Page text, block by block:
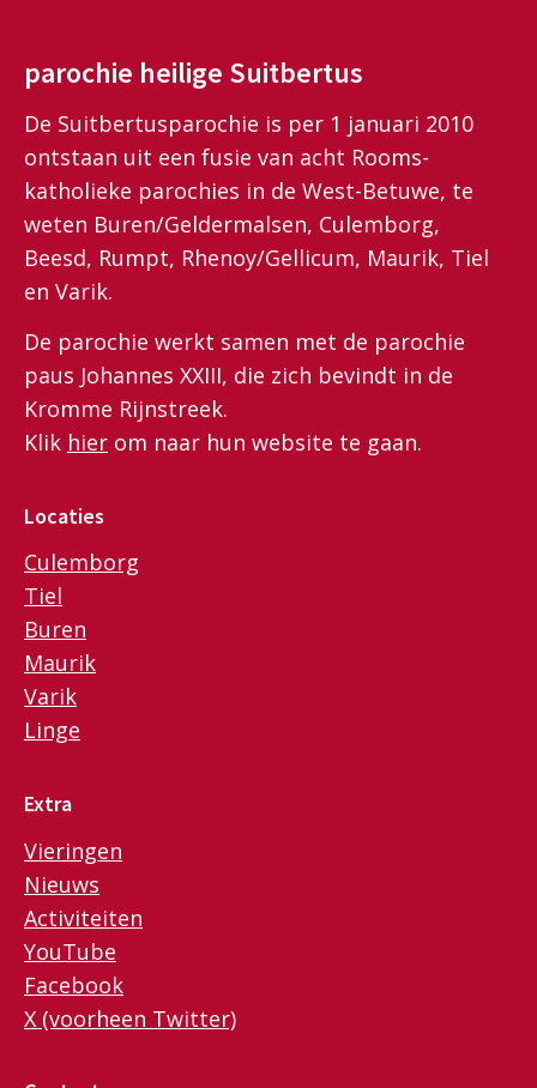
parochie heilige Suitbertus
De Suitbertusparochie is per 1 januari 2010
ontstaan uit een fusie van acht Rooms-
katholieke parochies in de West-Betuwe, te
weten Buren/Geldermalsen, Culemborg,
Beesd, Rumpt, Rhenoy/Gellicum, Maurik, Tiel
en Varik.
De parochie werkt samen met de parochie
paus Johannes XXIII, die zich bevindt in de
Kromme Rijnstreek.
Klik hier om naar hun website te gaan.
Locaties
Culemborg
Tiel
Buren
Maurik
Varik
Linge
Extra
Vieringen
Nieuws
Activiteiten
YouTube
Facebook
X (voorheen Twitter)